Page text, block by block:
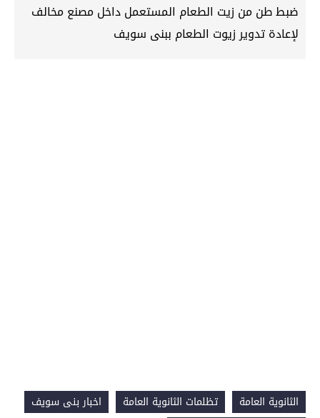
ضبط طن من زيت الطعام المستعمل داخل مصنع مخالف
لإعادة تدوير زيوت الطعام ببنى سويف
الثانوية العامة تظلمات الثانوية العامة
اخبار بنى سويف